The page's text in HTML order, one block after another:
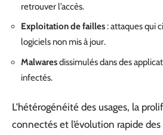
retrouver l’accès.
Exploitation de failles: attaques qui
logiciels non mis à jour.
Malwaresdissimulés dans des
infectés.
L’hétérogénéité des usages, la
connectés et l’évolution rapide